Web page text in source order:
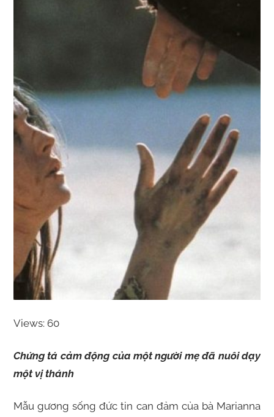
Views: 60
Chứngtá cảm động của một người mẹđã nuôi dạy
một vị thánh
Mẫu gương sống đức tin can đảm của bà Marianna